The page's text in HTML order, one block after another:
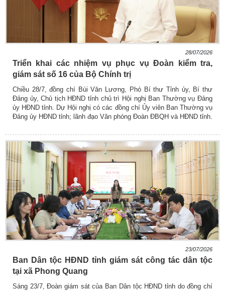
28/07/2026
Triển khai các nhiệm vụ phục vụ Đoàn kiểm tra,
giám sát số 16 của Bộ Chính trị
Chiều 28/7, đồng chí Bùi Văn Lương, Phó Bí thư Tỉnh ủy, Bí thư
Đảng ủy, Chủ tịch HĐND tỉnh chủ trì Hội nghị Ban Thường vụ Đảng
ủy HĐND tỉnh. Dự Hội nghị có các đồng chí Ủy viên Ban Thường vụ
Đảng ủy HĐND tỉnh; lãnh đạo Văn phòng Đoàn ĐBQH và HĐND tỉnh.
23/07/2026
Ban Dân tộc HĐND tỉnh giám sát công tác dân tộc
tại xã Phong Quang
Sáng 23/7, Đoàn giám sát của Ban Dân tộc HĐND tỉnh do đồng chí